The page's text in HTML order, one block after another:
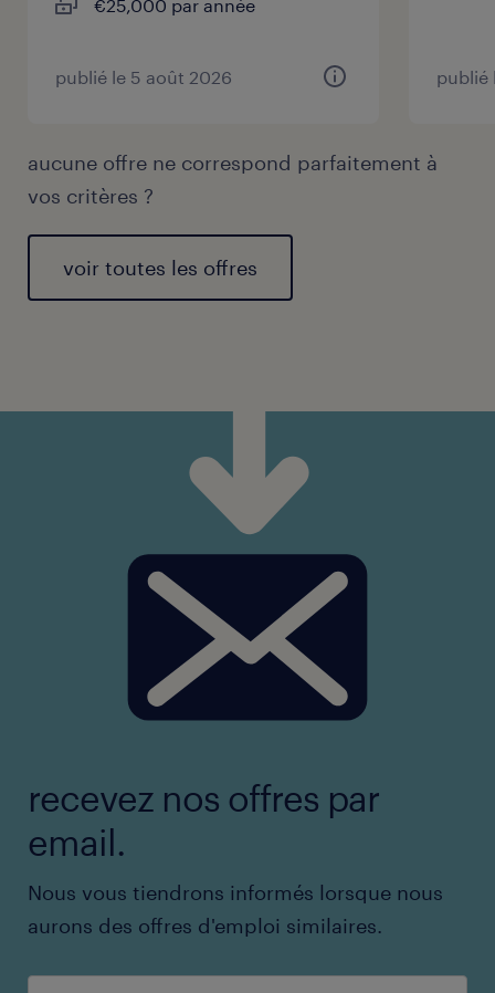
€25,000 par année
publié le 5 août 2026 publié
aucune offre ne correspond parfaitement à
vos critères ?
voir toutes les offres
recevez nos offres par
email.
Nous vous tiendrons informés lorsque nous
aurons des offres d'emploi similaires.